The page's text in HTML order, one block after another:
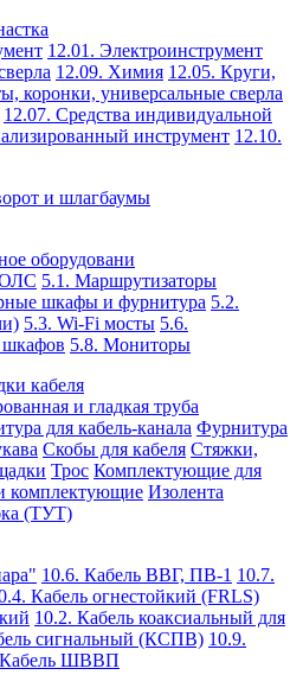
12.01. Электроинструмент
12.09. Химия 12.05. Круги,
коронки, универсальные сверла
12.07. Средства индивидуальной
инструмент 12.10.
и шлагбаумы
оборудовани
5.1. Маршрутизаторы
шкафы и фурнитура 5.2.
5.3. Wi-Fi мосты 5.6.
5.8. Мониторы
кабеля
и гладкая труба
для кабель-канала Фурнитура
Скобы для кабеля Стяжки,
Трос Комплектующие для
комплектующие Изолента
(ТУТ)
10.6. Кабель ВВГ, ПВ-1 10.7.
Кабель огнестойкий (FRLS)
10.2. Кабель коаксиальный для
сигнальный (КСПВ) 10.9.
Кабель ШВВП